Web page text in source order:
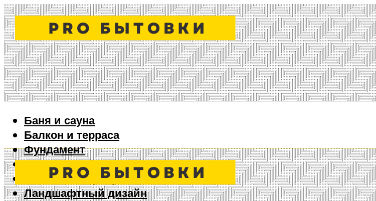
Баня и сауна
Балкон и терраса
Фундамент
Ворота и забор
Дизайн интерьера
Ландшафтный дизайн